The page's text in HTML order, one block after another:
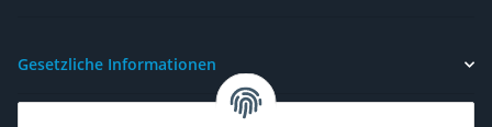
Gesetzliche Informationen